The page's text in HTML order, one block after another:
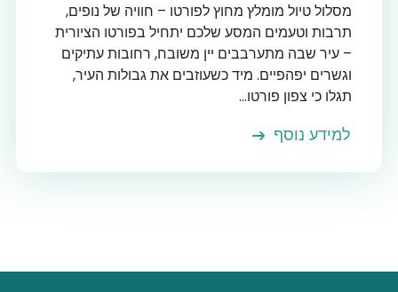
מסלול טיול מומלץ מחוץ לפורטו – חוויה של נופים,
תרבות וטעמים המסע שלכם יתחיל בפורטו הציורית
– עיר שבה מתערבבים יין משובח, רחובות עתיקים
וגשרים יפהפיים. מיד כשעוזבים את גבולות העיר,
תגלו כי צפון פורטו...
למידע נוסף